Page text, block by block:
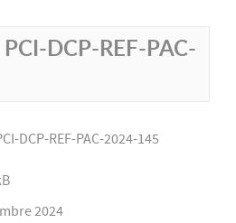
DCP-REF-PAC-
DCP-REF-PAC-2024-145
2024